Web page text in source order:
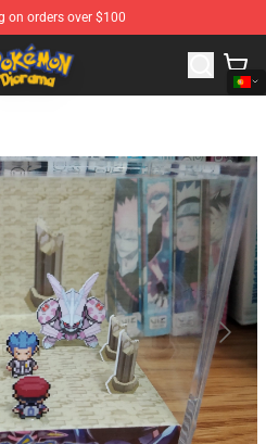
on orders over $100
- The Best Store of Pokemon